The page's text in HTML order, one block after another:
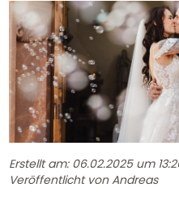
Erstellt am: 06.02.2025 um
Veröffentlicht vonAndreas